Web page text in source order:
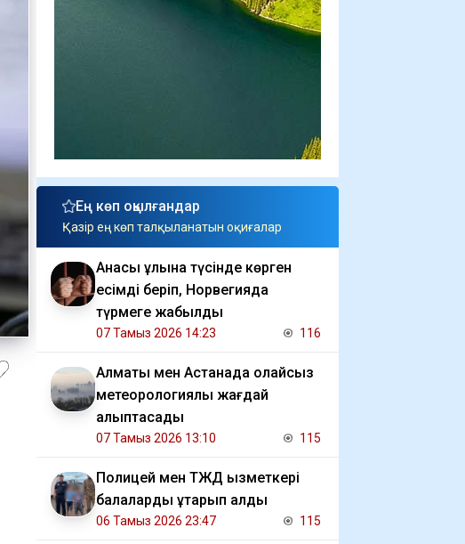
Ең көп оқылғандар
Қазір ең көп талқыланатын оқиғалар
Анасы ұлына түсінде көрген
есімді беріп, Норвегияда
түрмеге жабылды
07 Тамыз 2026 14:23 116
Алматы мен Астанада қолайсыз
метеорологиялық жағдай
қалыптасады
07 Тамыз 2026 13:10 115
Полицей мен ТЖД қызметкері
балаларды құтқарып қалды
06 Тамыз 2026 23:47 115